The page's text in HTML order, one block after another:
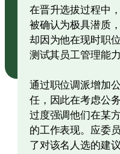
在晋升选拔过程中
被确认为极具潜质
却因为他在现时职
测试其员工管理能
通过职位调派增加
任，因此在考虑公
过度强调他们在某
的工作表现。应委
了对该名人选的建